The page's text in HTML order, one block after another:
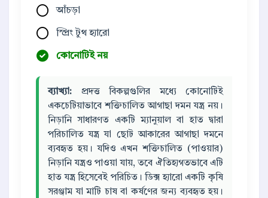
আঁচড়া
স্প্রিং টুথ হ্যারো
কোনোটিই নয়
ব্যাখ্যা: প্রদত্ত বিকল্পগুলির মধ্যে কোনোটিই
একচেটিয়াভাবে শক্তিচালিত আগাছা দমন যন্ত্র নয়।
নিড়ানি সাধারণত একটি ম্যানুয়াল বা হাত দ্বারা
পরিচালিত যন্ত্র যা ছোট আকারের আগাছা দমনে
ব্যবহৃত হয়। যদিও এখন শক্তিচালিত (পাওয়ার)
নিড়ানি যন্ত্রও পাওয়া যায়, তবে ঐতিহ্যগতভাবে এটি
হাত যন্ত্র হিসেবেই পরিচিত। ডিক্স হ্যারো একটি কৃষি
সরঞ্জাম যা মাটি চাষ বা কর্ষণের জন্য ব্যবহৃত হয়।